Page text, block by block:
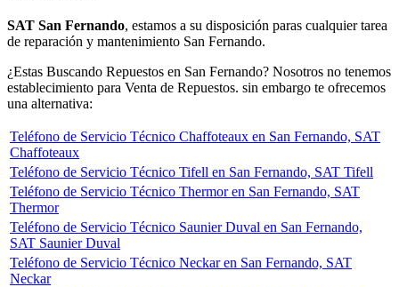
SAT San Fernando, estamos a su disposición paras cualquier tarea
de reparación y mantenimiento San Fernando.
¿Estas Buscando Repuestos en San Fernando? Nosotros no tenemos
establecimiento para Venta de Repuestos. sin embargo te ofrecemos
una alternativa:
Teléfono de Servicio Técnico Chaffoteaux en San Fernando, SAT
Chaffoteaux
Teléfono de Servicio Técnico Tifell en San Fernando, SAT Tifell
Teléfono de Servicio Técnico Thermor en San Fernando, SAT
Thermor
Teléfono de Servicio Técnico Saunier Duval en San Fernando,
SAT Saunier Duval
Teléfono de Servicio Técnico Neckar en San Fernando, SAT
Neckar